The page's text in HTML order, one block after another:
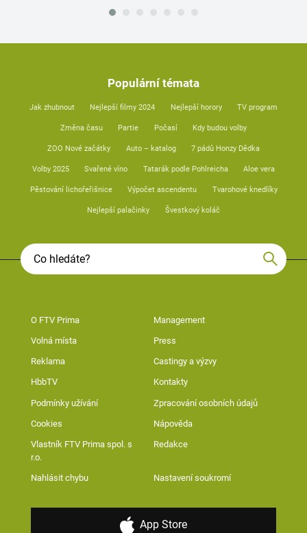
Populární témata
Jak zhubnout Nejlepší filmy 2024 Nejlepší horory TV program
Změna času Partie Počasí Kdy budou volby
ZOO Nové začátky Auto – katalog 7 pádů Honzy Dědka
Volby 2025 Svařené víno Tatarák podle Pohlreicha Aloe vera
Pěstování lichořeřišnice Výpočet ascendentu Tvarohové knedlíky
Nejlepší palačinky Švestkový koláč
O FTV Prima Management
Volná místa Press
Reklama Castingy a výzvy
HbbTV Kontakty
Podmínky užívání Zpracování osobních údajů
Cookies Nápověda
Vlastník FTV Prima spol. s
r.o.
Redakce
Nahlásit chybu Nastavení soukromí
App Store